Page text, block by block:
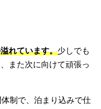
れています。少しでも
また次に向けて頑張っ
制で、泊まり込みで仕